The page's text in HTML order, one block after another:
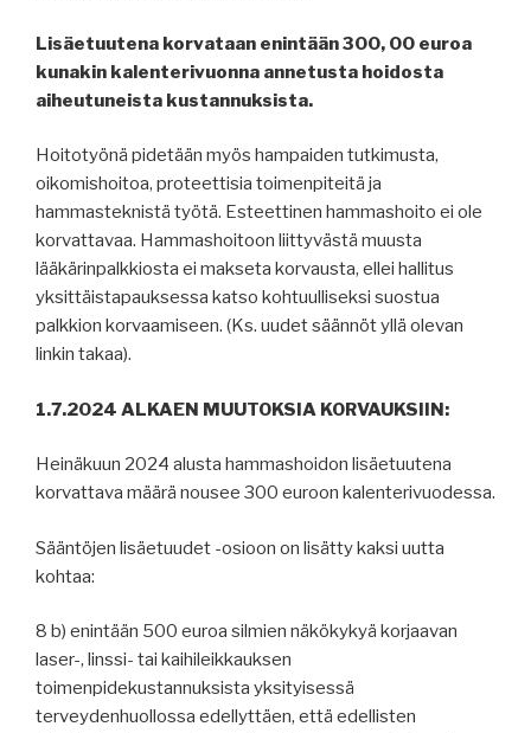
Lisäetuutena korvataan enintään 300, 00 euroa
kunakin kalenterivuonna annetusta hoidosta
aiheutuneista kustannuksista.
Hoitotyönä pidetään myös hampaiden tutkimusta,
oikomishoitoa, proteettisia toimenpiteitä ja
hammasteknistä työtä. Esteettinen hammashoito ei ole
korvattavaa. Hammashoitoon liittyvästä muusta
lääkärinpalkkiosta ei makseta korvausta, ellei hallitus
yksittäistapauksessa katso kohtuulliseksi suostua
palkkion korvaamiseen. (Ks. uudet säännöt yllä olevan
linkin takaa).
1.7.2024 ALKAEN MUUTOKSIA KORVAUKSIIN:
Heinäkuun 2024 alusta hammashoidon lisäetuutena
korvattava määrä nousee 300 euroon kalenterivuodessa.
Sääntöjen lisäetuudet -osioon on lisätty kaksi uutta
kohtaa:
8 b) enintään 500 euroa silmien näkökykyä korjaavan
laser-, linssi- tai kaihileikkauksen
toimenpidekustannuksista yksityisessä
terveydenhuollossa edellyttäen, että edellisten